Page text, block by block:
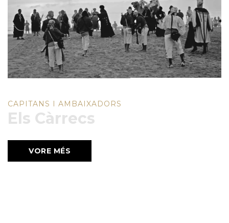
CAPITANS I AMBAIXADORS
Els Càrrecs
VORE MÉS